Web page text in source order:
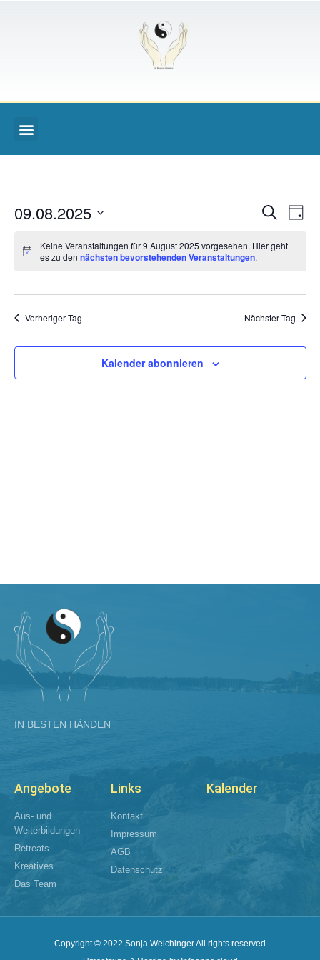
Suche
Tag
09.08.2025
Keine Veranstaltungen für 9 August 2025 vorgesehen. Hier geht
es zu den nächsten bevorstehenden Veranstaltungen.
Vorheriger Tag Nächster Tag
Kalender abonnieren
IN BESTEN HÄNDEN
Angebote
Aus- und
Weiterbildungen​
Retreats
Kreatives
Das Team
Links
Kontakt
Impressum
AGB
Datenschutz
Kalender
Copyright © 2022 Sonja Weichinger All rights reserved